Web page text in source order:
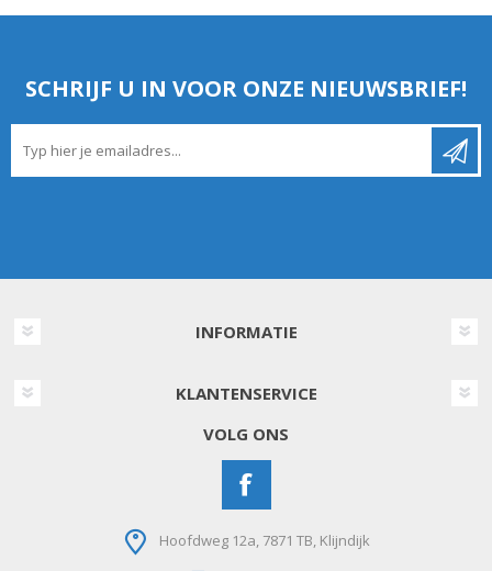
SCHRIJF U IN VOOR ONZE NIEUWSBRIEF!
INFORMATIE
KLANTENSERVICE
VOLG ONS
Hoofdweg 12a, 7871 TB, Klijndijk